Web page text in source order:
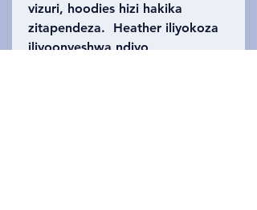
vizuri, hoodies hizi hakika
zitapendeza. Heather iliyokoza
iliyoonyeshwa ndiyo